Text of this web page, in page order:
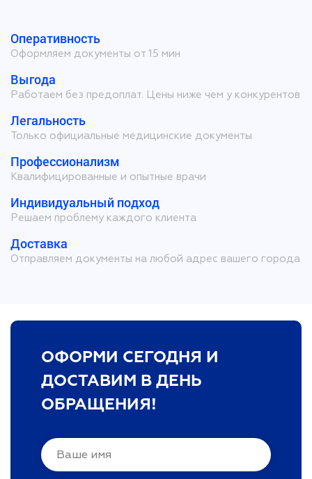
Оперативность
Оформляем документы от 15 мин
Выгода
Работаем без предоплат. Цены ниже чем у конкурентов
Легальность
Только официальные медицинские документы
Профессионализм
Квалифицированные и опытные врачи
Индивидуальный подход
Решаем проблему каждого клиента
Доставка
Отправляем документы на любой адрес вашего города
ОФОРМИ СЕГОДНЯ И
ДОСТАВИМ В ДЕНЬ
ОБРАЩЕНИЯ!